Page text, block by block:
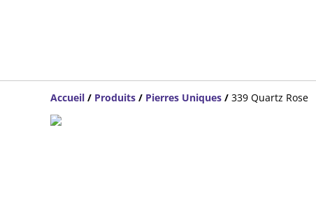
Accueil / Produits / Pierres Uniques / 339 Quartz Rose